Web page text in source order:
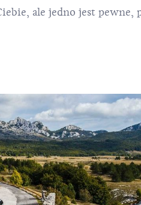
ale jedno jest pewne,